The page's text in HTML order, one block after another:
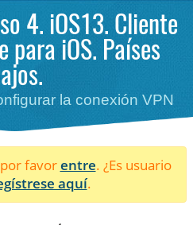
4. iOS13. Cliente
para iOS. Países
la conexión VPN
favorentre. ¿Es usuario
aquí.